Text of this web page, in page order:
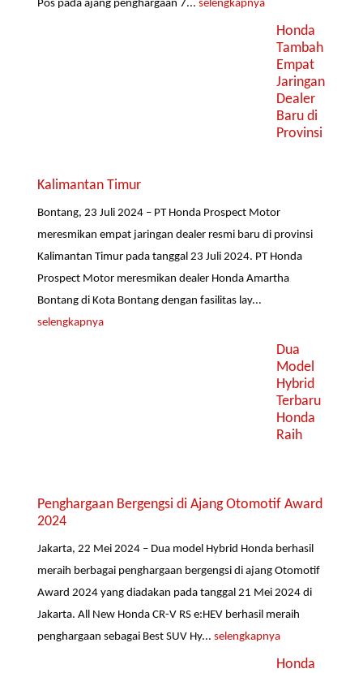
Pos pada ajang penghargaan 7...selengkapnya
Honda
Tambah
Empat
Jaringan
Dealer
Baru di
Provinsi
Kalimantan Timur
Bontang, 23 Juli 2024 – PT Honda Prospect Motor
meresmikan empat jaringan dealer resmi baru di provinsi
Kalimantan Timur pada tanggal 23 Juli 2024. PT Honda
Prospect Motor meresmikan dealer Honda Amartha
Bontang di Kota Bontang dengan fasilitas lay...
selengkapnya
Dua
Model
Hybrid
Terbaru
Honda
Raih
Penghargaan Bergengsi di Ajang Otomotif Award
2024
Jakarta, 22 Mei 2024 – Dua model Hybrid Honda berhasil
meraih berbagai penghargaan bergengsi di ajang Otomotif
Award 2024 yang diadakan pada tanggal 21 Mei 2024 di
Jakarta. All New Honda CR-V RS e:HEV berhasil meraih
penghargaan sebagai Best SUV Hy...selengkapnya
Honda